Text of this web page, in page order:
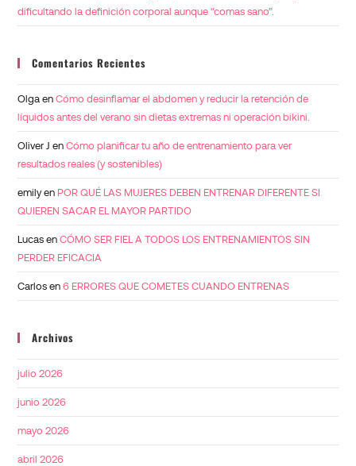
dificultando la definición corporal aunque “comas sano”.
Comentarios Recientes
Olga enCómo desinflamar el abdomen y reducir la retención de
líquidos antes del verano sin dietas extremas ni operación bikini.
Oliver J enCómo planificar tu año de entrenamiento para ver
resultados reales (y sostenibles)
emilyen POR QUÉ LAS MUJERES DEBEN ENTRENAR DIFERENTE SI
QUIEREN SACAR EL MAYOR PARTIDO
Lucas enCÓMO SER FIEL A TODOS LOS ENTRENAMIENTOS SIN
PERDER EFICACIA
Carlos en6 ERRORES QUE COMETES CUANDO ENTRENAS
Archivos
julio 2026
junio 2026
mayo 2026
abril 2026